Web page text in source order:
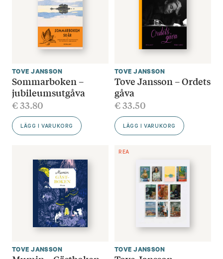
TOVE JANSSON
Sommarboken –
jubileumsutgåva
€33.80
LÄGG I VARUKORG
TOVE JANSSON
Tove Jansson – Ordets
gåva
€33.50
LÄGG I VARUKORG
TOVE JANSSON
REA
TOVE JANSSON